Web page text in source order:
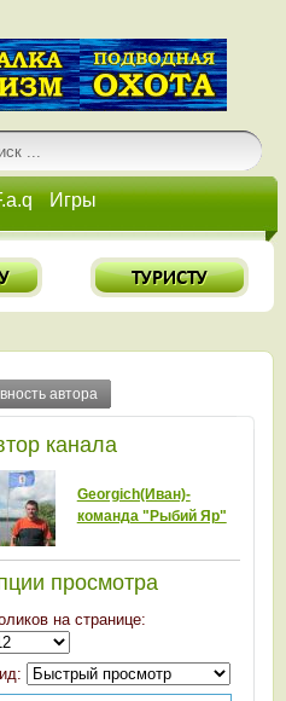
Игры
автора
канала
Georgich(Иван)-
команда "Рыбий Яр"
просмотра
на странице: